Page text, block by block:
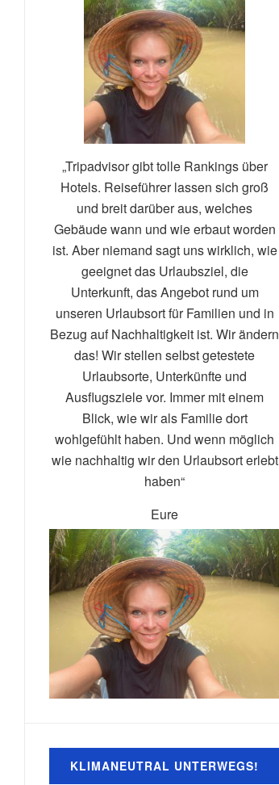
„Tripadvisor gibt tolle Rankings über
Hotels. Reiseführer lassen sich groß
und breit darüber aus, welches
Gebäude wann und wie erbaut worden
ist. Aber niemand sagt uns wirklich, wie
geeignet das Urlaubsziel, die
Unterkunft, das Angebot rund um
unseren Urlaubsort für Familien und in
Bezug auf Nachhaltigkeit ist. Wir ändern
das! Wir stellen selbst getestete
Urlaubsorte, Unterkünfte und
Ausflugsziele vor. Immer mit einem
Blick, wie wir als Familie dort
wohlgefühlt haben. Und wenn möglich
wie nachhaltig wir den Urlaubsort erlebt
haben“
Eure
KLIMANEUTRAL UNTERWEGS!